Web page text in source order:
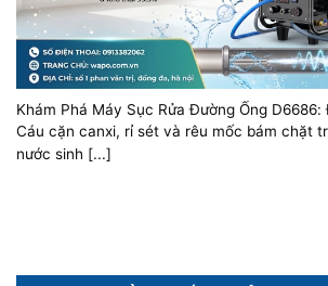
Khám Phá Máy Sục Rửa Đường Ống
Xung Thủy Kích Kết Hợp Khí Ozone
Cáu cặn canxi, rỉ sét và rêu mốc bám chặt
nước sinh [...]